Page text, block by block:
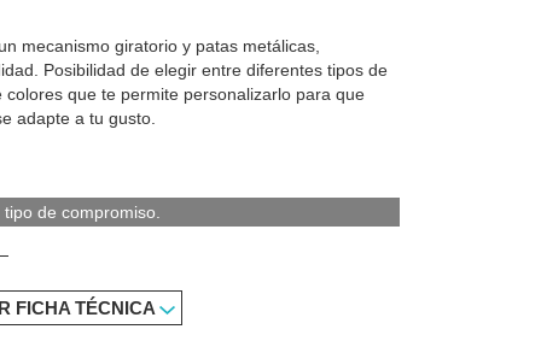
mecanismo giratorio y patas metálicas,
Posibilidad de elegir entre diferentes tipos de
que te permite personalizarlo para que
adapte a tu gusto.
de compromiso.
FICHA TÉCNICA